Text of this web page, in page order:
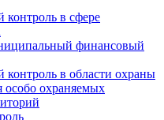
в сфере
финансовый
в области охраны
особо охраняемых